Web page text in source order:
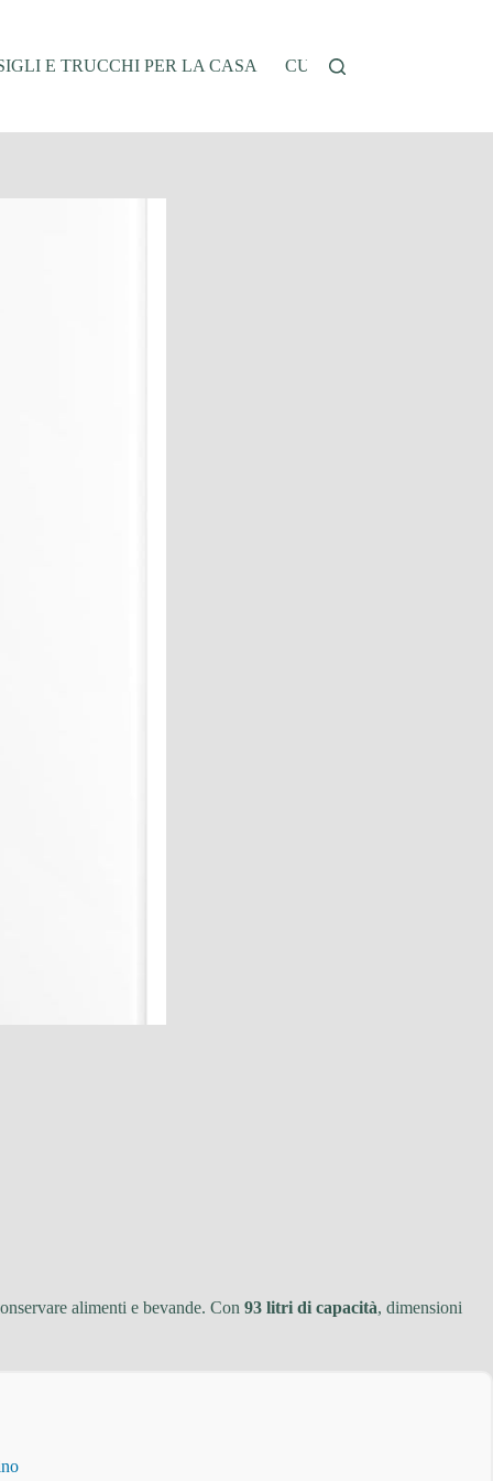
E TRUCCHI PER LA CASA CUCINA E RICETTE
alimenti e bevande. Con 93 litri di capacità, dimensioni